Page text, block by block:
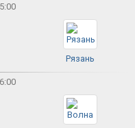
Рязань